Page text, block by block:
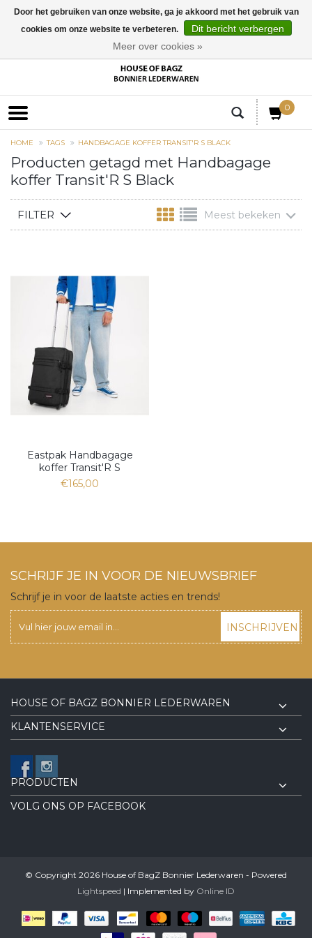
0
HOME TAGS HANDBAGAGE KOFFER TRANSIT'R S BLACK
Producten getagd met Handbagage
koffer Transit'R S Black
FILTER Meest bekeken
Eastpak Handbagage
koffer Transit'R S
€165,00
SCHRIJF JE IN VOOR DE NIEUWSBRIEF
Schrijf je in voor de laatste acties en trends!
INSCHRIJVEN
HOUSE OF BAGZ BONNIER LEDERWAREN
KLANTENSERVICE
PRODUCTEN
VOLG ONS OP FACEBOOK
© Copyright 2026 House of BagZ Bonnier Lederwaren - Powered
Lightspeed | Implemented by Online ID
Door het gebruiken van onze website, ga je akkoord met het gebruik van
cookies om onze website te verbeteren.
Dit bericht verbergen
Meer over cookies »